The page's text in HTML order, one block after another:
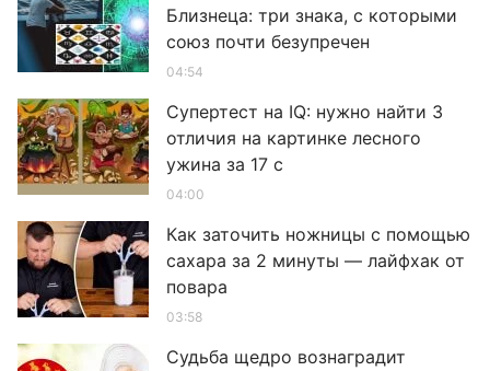
Близнеца: три знака, с которыми
союз почти безупречен
04:54
Супертест на IQ: нужно найти 3
отличия на картинке лесного
ужина за 17 с
04:00
Как заточить ножницы с помощью
сахара за 2 минуты — лайфхак от
повара
03:58
Судьба щедро вознаградит